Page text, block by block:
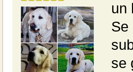
un
Se
se